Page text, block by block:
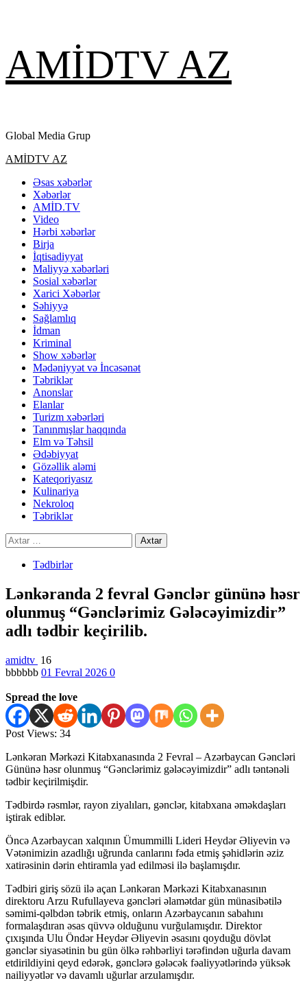
content
AMİDTV AZ
Global Media Grup
Primary
AMİDTV AZ
Əsas xəbərlər
Xəbərlər
AMİD.TV
Video
Hərbi xəbərlər
Birja
İqtisadiyyat
Maliyyə xəbərləri
Sosial xəbərlər
Xarici Xəbərlər
Səhiyyə
Sağlamlıq
İdman
Kriminal
Show xəbərlər
Mədəniyyət və İncəsənət
Təbriklər
Anonslar
Elanlar
Turizm xəbərləri
Tanınmışlar haqqında
Elm və Təhsil
Ədəbiyyat
Gözəllik aləmi
Kateqoriyasız
Kulinariya
Nekroloq
Təbriklər
Axtarış:
Tədbirlər
Lənkəranda 2 fevral Gənclər gününə həsr
olunmuş “Gənclərimiz Gələcəyimizdir”
adlı tədbir keçirilib.
amidtv 16
bbbbbb 01 Fevral 2026 0
Spread the love
Post Views: 34
Lənkəran Mərkəzi Kitabxanasında 2 Fevral – Azərbaycan Gəncləri
Gününə həsr olunmuş “Gənclərimiz gələcəyimizdir” adlı təntənəli
tədbir keçirilmişdir.
Tədbirdə rəsmlər, rayon ziyalıları, gənclər, kitabxana əməkdaşları
iştirak ediblər.
Öncə Azərbaycan xalqının Ümummilli Lideri Heydər Əliyevin və
Vətənimizin azadlığı uğrunda canlarını fəda etmiş şəhidlərin əziz
xatirəsinin dərin ehtiramla yad edilməsi ilə başlamışdır.
Tədbiri giriş sözü ilə açan Lənkəran Mərkəzi Kitabxanasının
direktoru Arzu Rufullayeva gəncləri əlamətdar gün münasibətilə
səmimi-qəlbdən təbrik etmiş, onların Azərbaycanın sabahını
formalaşdıran əsas qüvvə olduğunu vurğulamışdır. Direktor
çıxışında Ulu Öndər Heydər Əliyevin əsasını qoyduğu dövlət
gənclər siyasətinin bu gün ölkə rəhbərliyi tərəfindən uğurla davam
etdirildiyini qeyd edərək, gənclərə gələcək fəaliyyətlərində yüksək
nailiyyətlər və davamlı uğurlar arzulamışdır.